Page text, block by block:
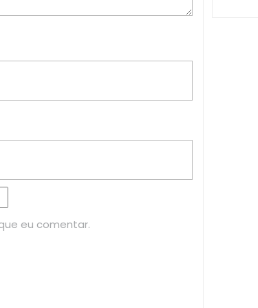
eu comentar.